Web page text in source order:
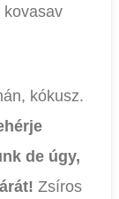
kovasav
kókusz.
de úgy,
Zsíros